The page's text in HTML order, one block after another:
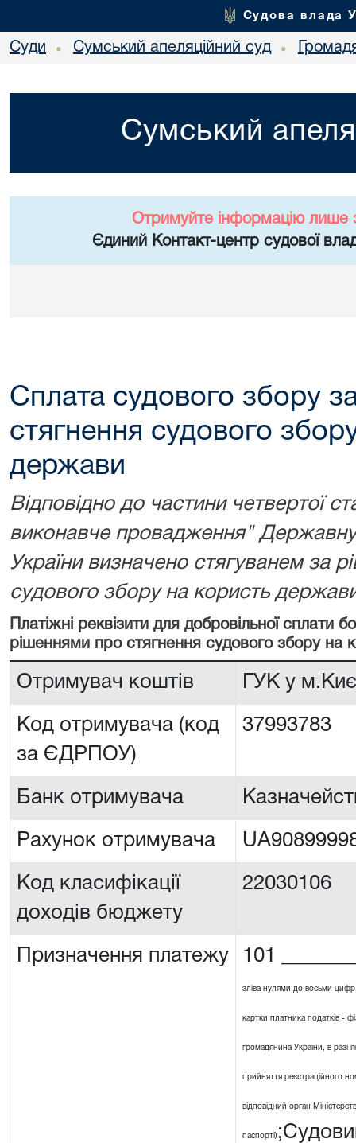
Судова влада
Суди • Сумський апеляційний суд •
Сумський
Отримуйте інформацію лише
Єдиний Контакт-центр судової
Сплата судового збору
стягнення судового
держави
Відповідно до частини четвертої
виконавче провадження" Державну
України визначено стягуванем за
судового збору на користь
Платіжні реквізити для добровільної
рішеннями про стягнення судового збору на
Отримувач коштів ГУК у
Код отримувача (код
за ЄДРПОУ)
37993783
Банк отримувача
Рахунок отримувача
Код класифікації
доходів бюджету
22030106
Призначення платежу 101
зліва нулями до восьми
картки платника податків -
громадянина України, в разі
прийняття реєстраційного
відповідний орган
паспорті)